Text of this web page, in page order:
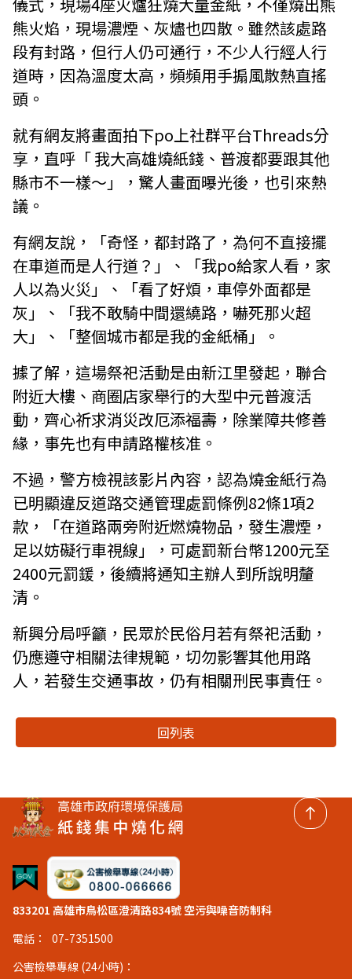
熊火焰，現場濃煙、灰燼也四散。雖然該處路
段有封路，但行人仍可通行，不少人行經人行
道時，因為溫度太高，頻頻用手搧風散熱直搖
頭。
就有網友將畫面拍下po上社群平台Threads分
享，直呼「 我大高雄燒紙錢、普渡都要跟其他
縣市不一樣～」，驚人畫面曝光後，也引來熱
議。
有網友說，「奇怪，都封路了，為何不直接擺
在車道而是人行道？」、「我po給家人看，家
人以為火災」、「看了好煩，車停外面都是
灰」、「我不敢騎中間還繞路，嚇死那火超
大」、「整個城市都是我的金紙桶」。
據了解，這場祭祀活動是由新江里發起，聯合
附近大樓、商圈店家舉行的大型中元普渡活
動，齊心祈求消災改厄添福壽，除業障共修善
緣，事先也有申請路權核准。
不過，警方檢視該影片內容，認為燒金紙行為
已明顯違反道路交通管理處罰條例82條1項2
款，「在道路兩旁附近燃燒物品，發生濃煙，
足以妨礙行車視線」，可處罰新台幣1200元至
2400元罰鍰，後續將通知主辦人到所說明釐
清。
新興分局呼籲，民眾於民俗月若有祭祀活動，
仍應遵守相關法律規範，切勿影響其他用路
人，若發生交通事故，仍有相關刑民事責任。
回列表
833201 高雄市鳥松區澄清路834號 空污與噪音防制科
電話：
07-7351500
公害檢舉專線 (24小時)：
回頂